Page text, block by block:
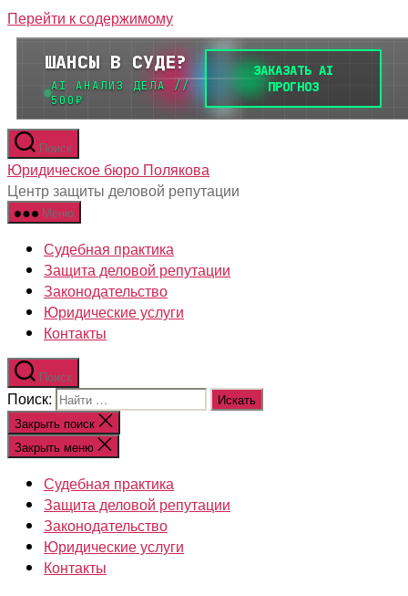
Перейти к содержимому
Поиск
Юридическое бюро Полякова
Центр защиты деловой репутации
Меню
Судебная практика
Защита деловой репутации
Законодательство
Юридические услуги
Контакты
Поиск
Поиск:
Закрыть поиск
Закрыть меню
Судебная практика
Защита деловой репутации
Законодательство
Юридические услуги
Контакты